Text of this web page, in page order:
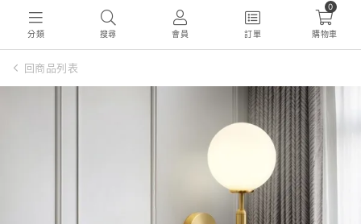
分類 搜尋 會員 訂單
0
購物車
回商品列表